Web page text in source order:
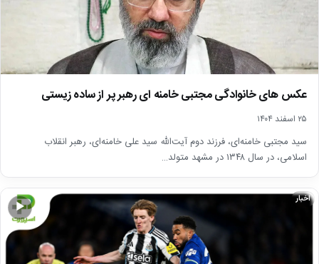
عکس های خانوادگی مجتبی خامنه ای رهبر پر از ساده زیستی
۲۵ اسفند ۱۴۰۴
سید مجتبی خامنه‌ای، فرزند دوم آیت‌الله سید علی خامنه‌ای، رهبر انقلاب
اسلامی، در سال ۱۳۴۸ در مشهد متولد…
▶
اخبار